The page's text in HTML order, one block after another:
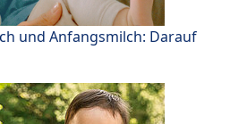
und Anfangsmilch: Darauf